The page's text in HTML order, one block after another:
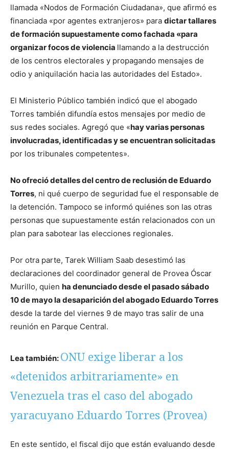
llamada «Nodos de Formación Ciudadana», que afirmó es
financiada «por agentes extranjeros» para dictar tallares
de formación supuestamente como fachada «para
organizar focos de violencia llamando a la destrucción
de los centros electorales y propagando mensajes de
odio y aniquilación hacia las autoridades del Estado».
El Ministerio Público también indicó que el abogado
Torres también difundía estos mensajes por medio de
sus redes sociales. Agregó que «hay varias personas
involucradas, identificadas y se encuentran solicitadas
por los tribunales competentes».
No ofreció detalles del centro de reclusión de Eduardo
Torres, ni qué cuerpo de seguridad fue el responsable de
la detención. Tampoco se informó quiénes son las otras
personas que supuestamente están relacionados con un
plan para sabotear las elecciones regionales.
Por otra parte, Tarek William Saab desestimó las
declaraciones del coordinador general de Provea Óscar
Murillo, quien ha denunciado desde el pasado sábado
10 de mayo la desaparición del abogado Eduardo Torres
desde la tarde del viernes 9 de mayo tras salir de una
reunión en Parque Central.
Lea también: ONU exige liberar a los
«detenidos arbitrariamente» en
Venezuela tras el caso del abogado
yaracuyano Eduardo Torres (Provea)
En este sentido, el fiscal dijo que están evaluando desde